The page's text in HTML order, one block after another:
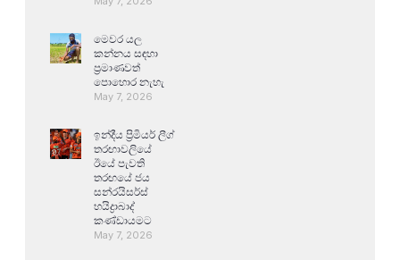
මෙවර යල
කන්නය සඳහා
ප්‍රමාණවත්
පොහොර නැහැ
May 7, 2026
ඉන්දීය ප්‍රිමියර් ලීග්
තරඟාවලියේ
ඊයේ පැවති
තරඟයේ ජය
සන්රයිසර්ස්
හයිද්‍රාබාද්
කණ්ඩායමට
May 7, 2026